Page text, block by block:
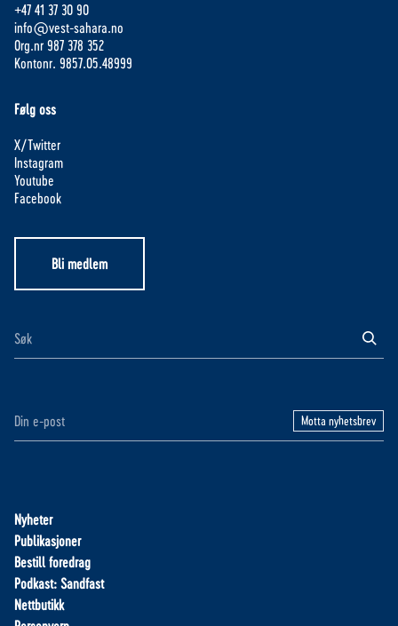
+47 41 37 30 90
info@vest-sahara.no
Org.nr 987 378 352
Kontonr. 9857.05.48999
Følg oss
X/Twitter
Instagram
Youtube
Facebook
Bli medlem
Motta nyhetsbrev
Nyheter
Publikasjoner
Bestill foredrag
Podkast: Sandfast
Nettbutikk